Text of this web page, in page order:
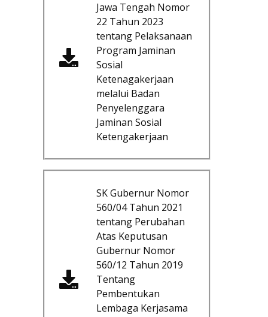
Jawa Tengah Nomor
22 Tahun 2023
tentang Pelaksanaan
Program Jaminan
Sosial
Ketenagakerjaan
melalui Badan
Penyelenggara
Jaminan Sosial
Ketengakerjaan
SK Gubernur Nomor
560/04 Tahun 2021
tentang Perubahan
Atas Keputusan
Gubernur Nomor
560/12 Tahun 2019
Tentang
Pembentukan
Lembaga Kerjasama